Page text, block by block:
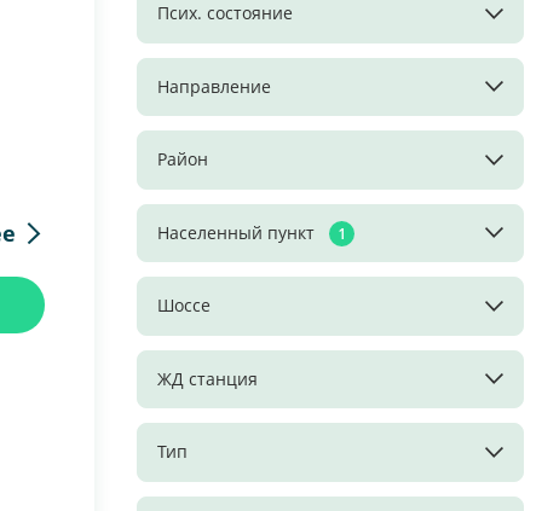
Псих. состояние
Направление
Район
Населенный пункт 1
Шоссе
ЖД станция
Тип